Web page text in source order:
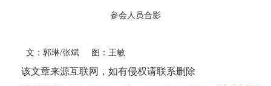
参会人员合影
文：郭琳/张斌 图：王敏
该文章来源互联网，如有侵权请联系删除